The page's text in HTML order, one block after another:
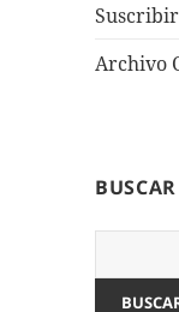
Suscribir
Archivo
BUSCAR